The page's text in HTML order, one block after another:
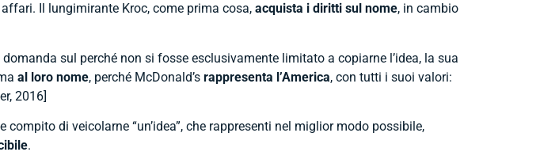
Il lungimirante Kroc, come prima cosa, acquista i diritti sul nome, in cambio
sul perché non si fosse esclusivamente limitato a copiarne l’idea, la sua
al loro nome, perché McDonald’s rappresenta l’America, con tutti i suoi valori:
2016]
di veicolarne “un’idea”, che rappresenti nel miglior modo possibile,
.